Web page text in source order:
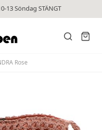
13 Söndag STÄNGT
Rose